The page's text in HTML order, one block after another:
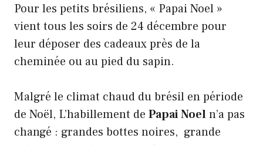
Pour les petits brésiliens, « Papai Noel »
vient tous les soirs de 24 décembre pour
leur déposer des cadeaux près de la
cheminée ou au pied du sapin.
Malgré le climat chaud du brésil en période
de Noël, L’habillement de Papai Noeln’a pas
changé : grandes bottes noires, grande